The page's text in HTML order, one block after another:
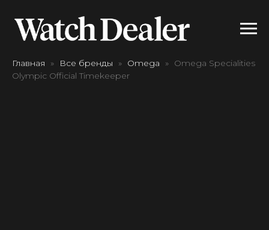
Главная Все бренды Omega
Omega Specialities
Olympic Official Timekeeper